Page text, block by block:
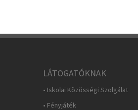
LÁTOGATÓKNAK
• Iskolai Közösségi Szolgálat
• Fényjáték